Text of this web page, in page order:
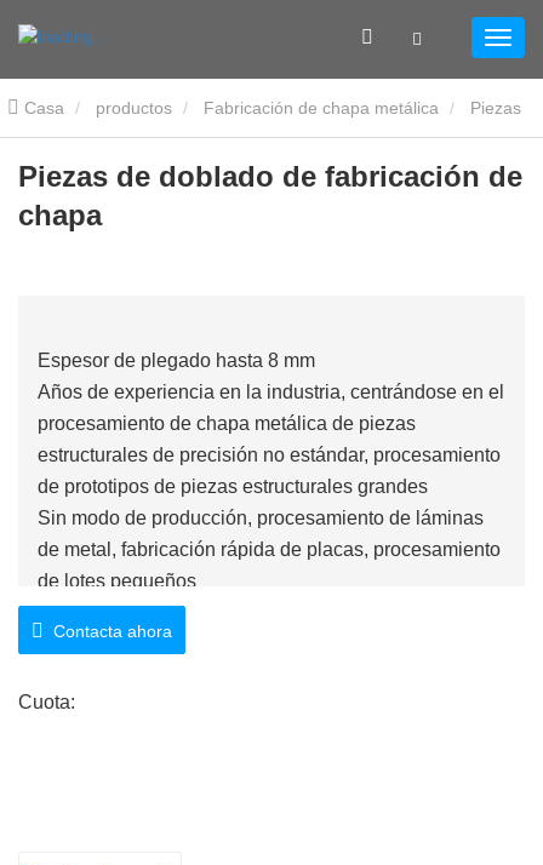
Casa productos Fabricación de chapa metálica Piezas
de doblado Piezas de doblado de fabricación de chapa
Piezas de doblado de fabricación de
chapa
Espesor de plegado hasta 8 mm
Años de experiencia en la industria, centrándose en el
procesamiento de chapa metálica de piezas
estructurales de precisión no estándar, procesamiento
de prototipos de piezas estructurales grandes
Sin modo de producción, procesamiento de láminas
de metal, fabricación rápida de placas, procesamiento
de lotes pequeños
LW precisión OEM hoja de metal doblado
Contacta ahora
Cuota: